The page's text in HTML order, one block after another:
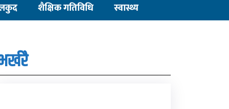
शैक्षिक गतिविधि स्वास्थ्य